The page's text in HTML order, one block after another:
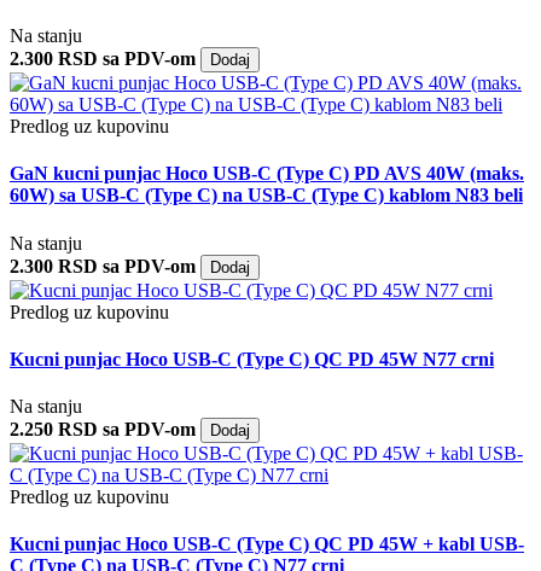
Na stanju
2.300 RSD sa PDV-om
Dodaj
Predlog uz kupovinu
GaN kucni punjac Hoco USB-C (Type C) PD AVS 40W (maks.
60W) sa USB-C (Type C) na USB-C (Type C) kablom N83 beli
Na stanju
2.300 RSD sa PDV-om
Dodaj
Predlog uz kupovinu
Kucni punjac Hoco USB-C (Type C) QC PD 45W N77 crni
Na stanju
2.250 RSD sa PDV-om
Dodaj
Predlog uz kupovinu
Kucni punjac Hoco USB-C (Type C) QC PD 45W + kabl USB-
C (Type C) na USB-C (Type C) N77 crni